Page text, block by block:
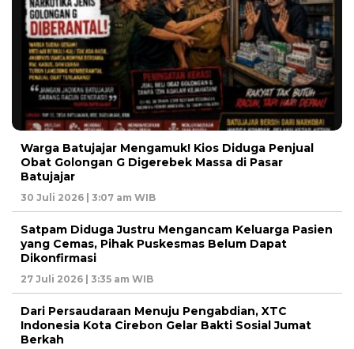
Warga Batujajar Mengamuk! Kios Diduga Penjual
Obat Golongan G Digerebek Massa di Pasar
Batujajar
30 Juli 2026 | 3:07 am WIB
Satpam Diduga Justru Mengancam Keluarga Pasien
yang Cemas, Pihak Puskesmas Belum Dapat
Dikonfirmasi
27 Juli 2026 | 3:35 am WIB
Dari Persaudaraan Menuju Pengabdian, XTC
Indonesia Kota Cirebon Gelar Bakti Sosial Jumat
Berkah